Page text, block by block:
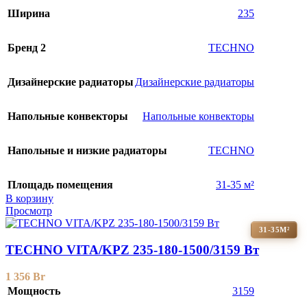
Ширина 235
Бренд 2 TECHNO
Дизайнерские радиаторы Дизайнерские радиаторы
Напольные конвекторы Напольные конвекторы
Напольные и низкие радиаторы TECHNO
Площадь помещения
31-35 м²
В корзину
Просмотр
31-35М²
TECHNO VITA/KPZ 235-180-1500/3159 Вт
1 356 Br
Мощность
3159